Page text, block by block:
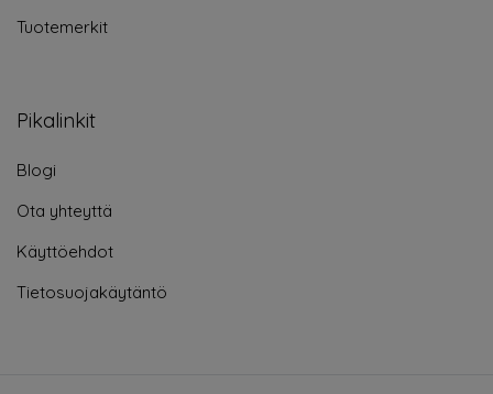
Tuotemerkit
Pikalinkit
Blogi
Ota yhteyttä
Käyttöehdot
Tietosuojakäytäntö